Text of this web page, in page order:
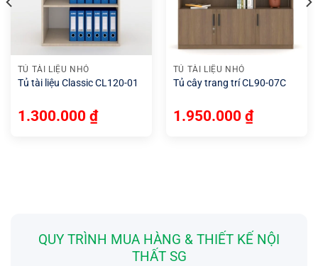
TỦ TÀI LIỆU NHỎ
Tủ tài liệu Classic CL120-01
1.300.000 ₫
TỦ TÀI LIỆU NHỎ
Tủ cây trang trí CL90-07C
1.950.000 ₫
QUY TRÌNH MUA HÀNG & THIẾT KẾ NỘI
THẤT SG